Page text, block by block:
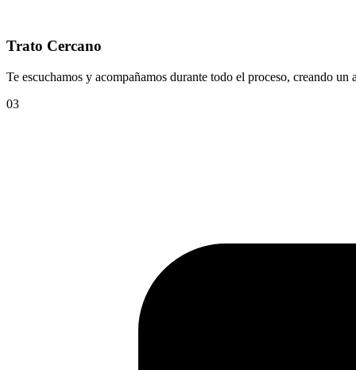
Trato Cercano
Te escuchamos y acompañamos durante todo el proceso, creando
03